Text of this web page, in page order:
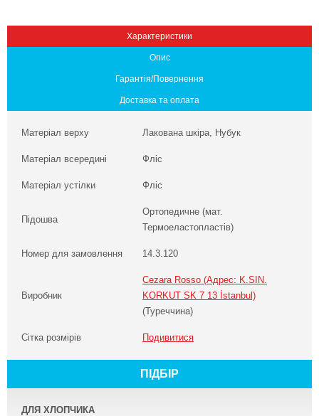
Характеристики
Опис
Гарантія/Повернення
Доставка та оплата
Матеріал верху Лакована шкіра, Нубук
Матеріал всередині Фліс
Матеріал устілки Фліс
Підошва
Ортопедичне (мат.
Термоеластопластів)
Номер для замовлення 14.3.120
Виробник
Cezara Rosso (Адрес: K.SIN.
KORKUT SK 7 13 İstanbul)
(Туреччина)
Сітка розмірів Подивитися
ПІДБІР
ДЛЯ ХЛОПЧИКА